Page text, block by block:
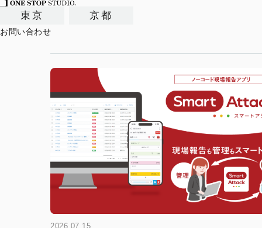
東京 京都
お問い合わせ
2026.07.15